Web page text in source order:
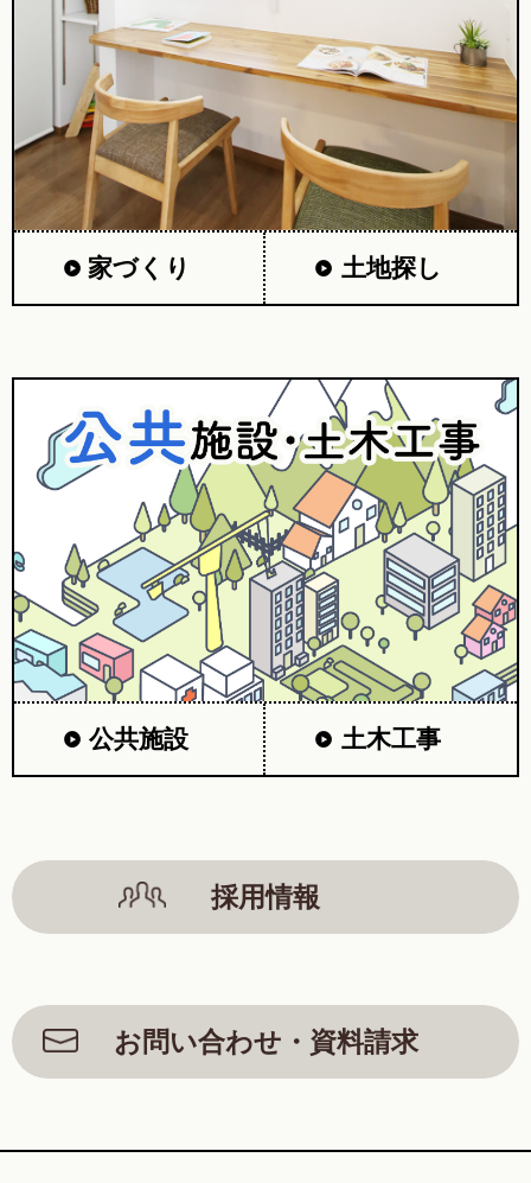
家づくり 土地探し
公共施設 土木工事
採用情報
お問い合わせ・資料請求